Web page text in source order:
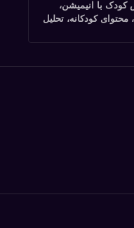
کودک با انیمیشن،
کودکانه، تحلیل